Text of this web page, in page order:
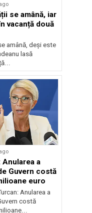
se amână, iar
vacanță două
amână, deși este
lasă
Anularea a
Guvern costă
euro
Anularea a
costă